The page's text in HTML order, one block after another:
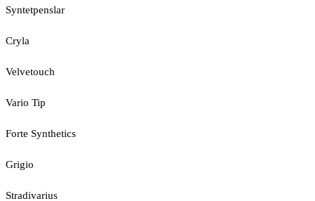
Syntetpenslar
Cryla
Velvetouch
Vario Tip
Forte Synthetics
Grigio
Stradivarius